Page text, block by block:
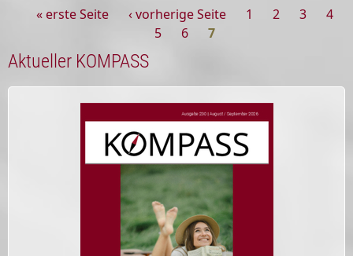
Seiten« erste Seite ‹ vorherige Seite 1 2 3
4
5
6 7
Aktueller KOMPASS